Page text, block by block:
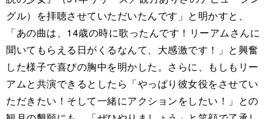
グル）を拝聴させていただいたんです」と明かすと、
「あの曲は、14歳の時に歌ったんです！リーアムさんに
聞いてもらえる日がくるなんて、大感激です！」と興奮
した様子で喜びの胸中を明かした。さらに、もしもリー
アムと共演できるとしたら「やっぱり彼女役をさせてい
ただきたい！そして一緒にアクションをしたい！」との